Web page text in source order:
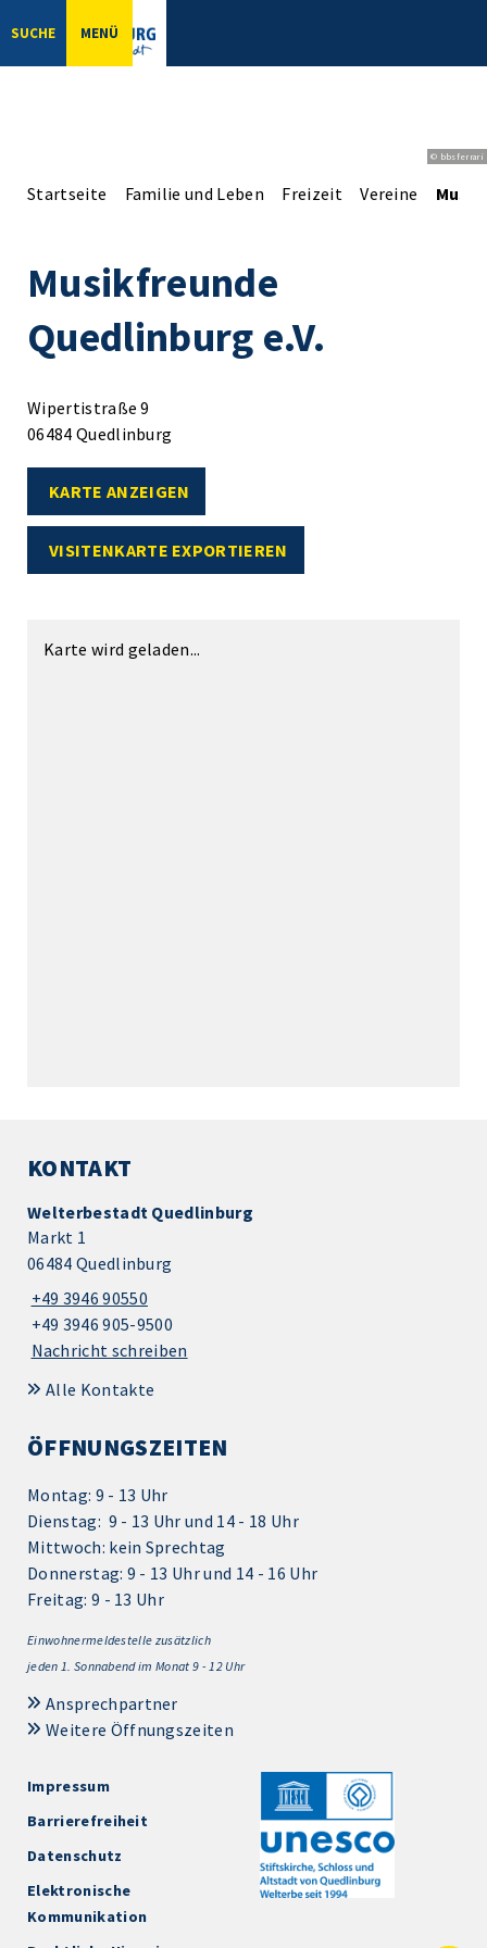
SUCHE MENÜ
© bbsferrari
Startseite Familie und Leben Freizeit Vereine
Musikfreunde
Quedlinburg e.V.
Wipertistraße 9
06484 Quedlinburg
KARTE ANZEIGEN
VISITENKARTE EXPORTIEREN
Karte wird geladen...
KONTAKT
Welterbestadt Quedlinburg
Markt 1
06484 Quedlinburg
+49 3946 90550
+49 3946 905-9500
Nachricht schreiben
Alle Kontakte
ÖFFNUNGSZEITEN
Montag: 9 - 13 Uhr
Dienstag: 9 - 13 Uhr und 14 - 18 Uhr
Mittwoch: kein Sprechtag
Donnerstag: 9 - 13 Uhr und 14 - 16 Uhr
Freitag: 9 - 13 Uhr
Einwohnermeldestelle zusätzlich
jeden 1. Sonnabend im Monat 9 - 12 Uhr
Ansprechpartner
Weitere Öffnungszeiten
Impressum
Barrierefreiheit
Datenschutz
Elektronische
Kommunikation